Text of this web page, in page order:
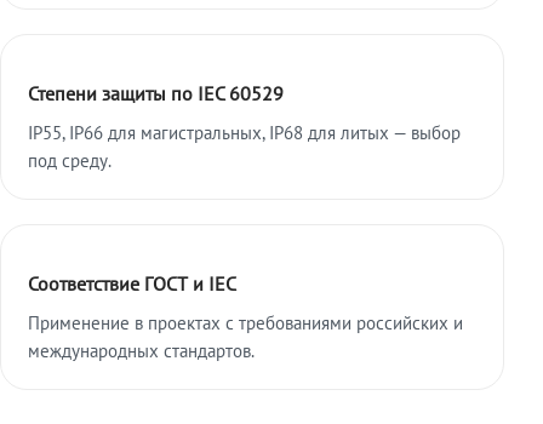
Степени защиты по IEC 60529
IP55, IP66 для магистральных, IP68 для литых — выбор
под среду.
Соответствие ГОСТ и IEC
Применение в проектах с требованиями российских и
международных стандартов.